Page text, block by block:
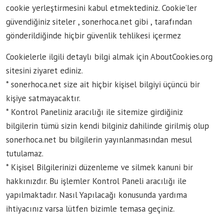
cookie yerleştirmesini kabul etmektediniz. Cookie’ler
güvendiğiniz siteler , sonerhoca.net gibi , tarafından
gönderildiğinde hiçbir güvenlik tehlikesi içermez
Cookielerle ilgili detaylı bilgi almak için AboutCookies.org
sitesini ziyaret ediniz.
* sonerhoca.net size ait hiçbir kişisel bilgiyi üçüncü bir
kişiye satmayacaktır.
* Kontrol Paneliniz aracılığı ile sitemize girdiğiniz
bilgilerin tümü sizin kendi bilginiz dahilinde girilmiş olup
sonerhoca.net bu bilgilerin yayınlanmasından mesul
tutulamaz.
* Kişisel Bilgilerinizi düzenleme ve silmek kanuni bir
hakkınızdır. Bu işlemler Kontrol Paneli aracılığı ile
yapılmaktadır. Nasıl Yapılacağı konusunda yardıma
ihtiyacınız varsa lütfen bizimle temasa geçiniz.